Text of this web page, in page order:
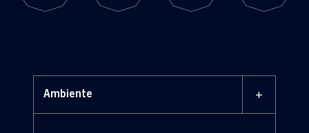
Ambiente +